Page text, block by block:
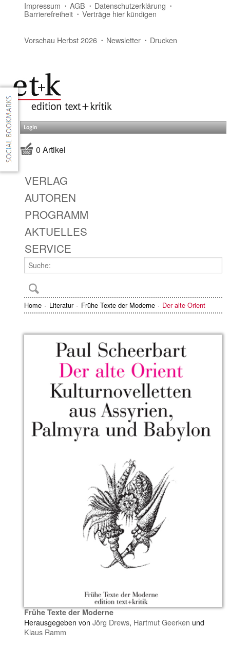
Impressum AGB Datenschutzerklärung
Barrierefreiheit Verträge hier kündigen
Vorschau Herbst 2026 Newsletter Drucken
Login
0 Artikel
VERLAG
AUTOREN
PROGRAMM
AKTUELLES
SERVICE
Home Literatur Frühe Texte der Moderne Der alte Orient
Frühe Texte der Moderne
Herausgegeben von Jörg Drews, Hartmut Geerken und
Klaus Ramm